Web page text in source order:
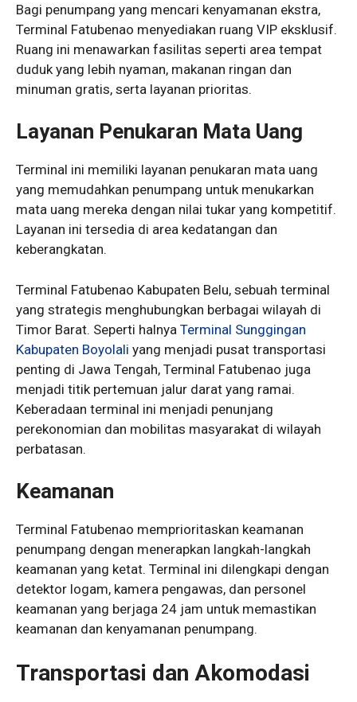
Bagi penumpang yang mencari kenyamanan ekstra,
Terminal Fatubenao menyediakan ruang VIP eksklusif.
Ruang ini menawarkan fasilitas seperti area tempat
duduk yang lebih nyaman, makanan ringan dan
minuman gratis, serta layanan prioritas.
Layanan Penukaran Mata Uang
Terminal ini memiliki layanan penukaran mata uang
yang memudahkan penumpang untuk menukarkan
mata uang mereka dengan nilai tukar yang kompetitif.
Layanan ini tersedia di area kedatangan dan
keberangkatan.
Terminal Fatubenao Kabupaten Belu, sebuah terminal
yang strategis menghubungkan berbagai wilayah di
Timor Barat. Seperti halnya Terminal Sunggingan
Kabupaten Boyolali yang menjadi pusat transportasi
penting di Jawa Tengah, Terminal Fatubenao juga
menjadi titik pertemuan jalur darat yang ramai.
Keberadaan terminal ini menjadi penunjang
perekonomian dan mobilitas masyarakat di wilayah
perbatasan.
Keamanan
Terminal Fatubenao memprioritaskan keamanan
penumpang dengan menerapkan langkah-langkah
keamanan yang ketat. Terminal ini dilengkapi dengan
detektor logam, kamera pengawas, dan personel
keamanan yang berjaga 24 jam untuk memastikan
keamanan dan kenyamanan penumpang.
Transportasi dan Akomodasi